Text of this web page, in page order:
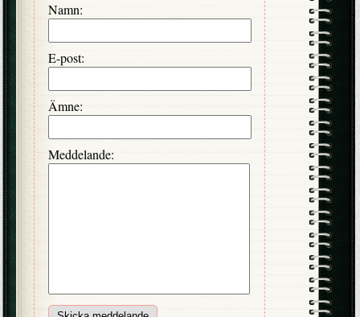
Namn:
E-post:
Ämne:
Meddelande: